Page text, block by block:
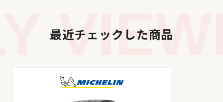
最近チェックした商品